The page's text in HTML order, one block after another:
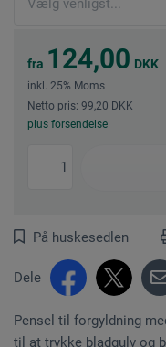
fra 124,00 DKK
inkl. 25% Moms
Netto pris: 99,20 DKK
plus forsendelse
På huskesedlen
Dele
Pensel til forgyldning
til at trykke bladgulv og